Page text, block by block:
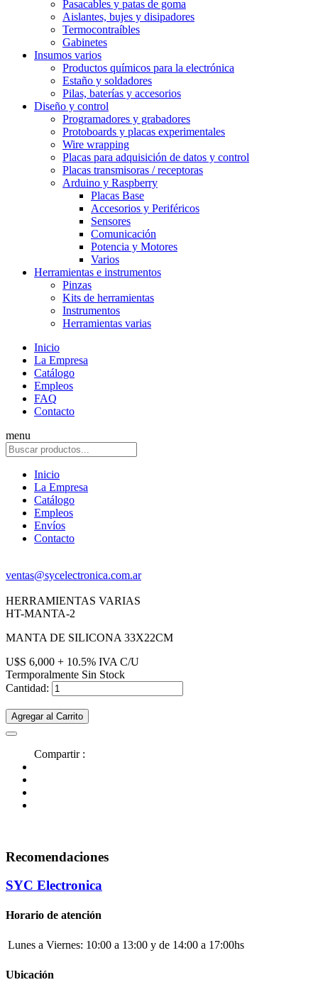
Pasacables y patas de goma
Aislantes, bujes y disipadores
Termocontraíbles
Gabinetes
Insumos varios
Productos químicos para la electrónica
Estaño y soldadores
Pilas, baterías y accesorios
Diseño y control
Programadores y grabadores
Protoboards y placas experimentales
Wire wrapping
Placas para adquisición de datos y control
Placas transmisoras / receptoras
Arduino y Raspberry
Placas Base
Accesorios y Periféricos
Sensores
Comunicación
Potencia y Motores
Varios
Herramientas e instrumentos
Pinzas
Kits de herramientas
Instrumentos
Herramientas varias
Inicio
La Empresa
Catálogo
Empleos
FAQ
Contacto
menu
Inicio
La Empresa
Catálogo
Empleos
Envíos
Contacto
ventas@sycelectronica.com.ar
HERRAMIENTAS VARIAS
HT-MANTA-2
MANTA DE SILICONA 33X22CM
U$S 6,000 + 10.5% IVA C/U
Termporalmente Sin Stock
Cantidad:
Agregar al Carrito
Compartir :
Recomendaciones
SYC Electronica
Horario de atención
Lunes a Viernes: 10:00 a 13:00 y de 14:00 a 17:00hs
Ubicación